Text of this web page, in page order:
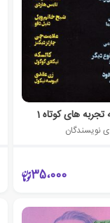
های کوتاه 1
نویسندگان
35،000